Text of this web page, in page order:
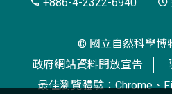
© 國立自然科學博
政府網站資料開放宣告
最佳瀏覽體驗：Chrome、